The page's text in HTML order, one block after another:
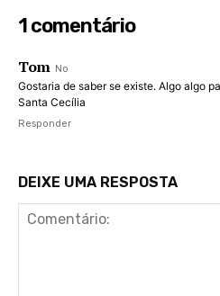
1 comentário
Tom No
Gostaria de saber se existe. Algo algo
Santa Cecília
Responder
DEIXE UMA RESPOSTA